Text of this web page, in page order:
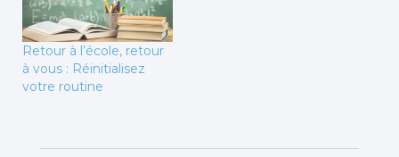
Retour à l’école, retour
à vous : Réinitialisez
votre routine